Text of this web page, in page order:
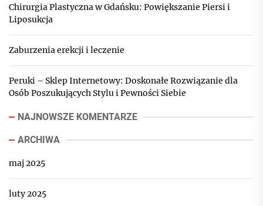
Chirurgia Plastyczna w Gdańsku: Powiększanie Piersi i
Liposukcja
Zaburzenia erekcji i leczenie
Peruki – Sklep Internetowy: Doskonałe Rozwiązanie dla
Osób Poszukujących Stylu i Pewności Siebie
NAJNOWSZE KOMENTARZE
ARCHIWA
maj 2025
luty 2025